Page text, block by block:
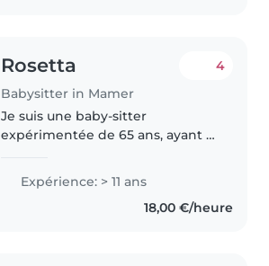
Rosetta
Babysitter in Mamer
4
Je suis une baby-sitter
expérimentée de 65 ans, ayant 11
scolaire. Calme et patiente, je
peux vous aider avec les devoirs..
Expérience: > 11 ans
18,00 €/heure